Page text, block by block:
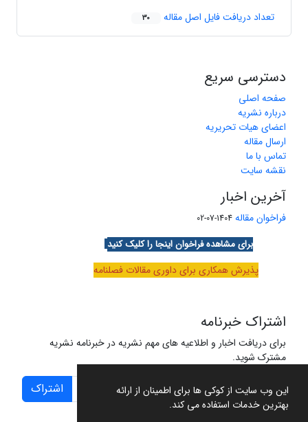
این وب سایت از کوکی ها برای اطمینان از ارائه
بهترین خدمات استفاده می کند.
تعداد دریافت فایل اصل مقاله 30
دسترسی سریع
صفحه اصلی
درباره نشریه
اعضای هیات تحریریه
ارسال مقاله
تماس با ما
نقشه سایت
آخرین اخبار
فراخوان مقاله 1404-07-02
برای مشاهده فراخوان اینجا را کلیک کنید
پذیرش همکاری برای داوری مقالات فصلنامه
اشتراک خبرنامه
برای دریافت اخبار و اطلاعیه های مهم نشریه در خبرنامه نشریه
مشترک شوید.
اشتراک